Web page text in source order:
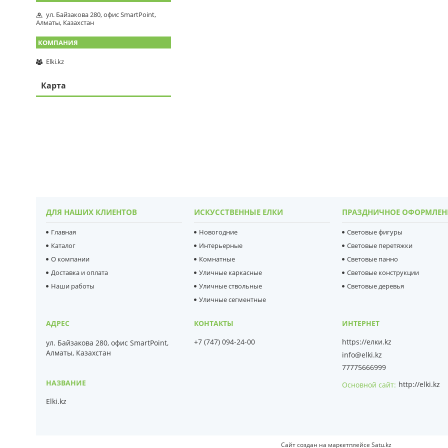
ул. Байзакова 280, офис SmartPoint,
Алматы, Казахстан
Elki.kz
Карта
ДЛЯ НАШИХ КЛИЕНТОВ
Главная
Каталог
О компании
Доставка и оплата
Наши работы
ИСКУССТВЕННЫЕ ЕЛКИ
Новогодние
Интерьерные
Комнатные
Уличные каркасные
Уличные ствольные
Уличные сегментные
ПРАЗДНИЧНОЕ
Световые фигуры
Световые перетяжки
Световые панно
Световые конструкции
Световые деревья
ул. Байзакова 280, офис SmartPoint,
Алматы, Казахстан
Elki.kz
+7 (747) 094-24-00
https://елки.kz
info@elki.kz
77775666999
Основной сайт http://elki.kz
Сайт создан на маркетплейсе Satu.kz